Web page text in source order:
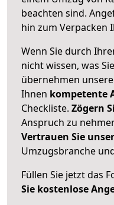
beachten sind.
hin zum Verpacken
Wenn Sie durch
nicht wissen, was
übernehmen
Ihnen kompetente
Checkliste. Zögern
Anspruch zu
Vertrauen Sie
Umzugsbranche
Füllen Sie jetzt das
Sie kostenlose